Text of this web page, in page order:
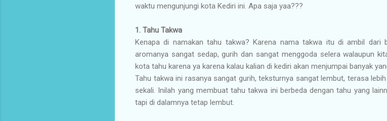
waktu mengunjungi kota Kediri ini. Apa saja yaa???
1. Tahu Takwa
Kenapa di namakan tahu takwa? Karena nama takwa itu di ambil dari
aromanya sangat sedap, gurih dan sangat menggoda selera walaupun
kota tahu karena ya karena kalau kalian di kediri akan menjumpai banyak
Tahu takwa ini rasanya sangat gurih, teksturnya sangat lembut, terasa
sekali. Inilah yang membuat tahu takwa ini berbeda dengan tahu yang
tapi di dalamnya tetap lembut.